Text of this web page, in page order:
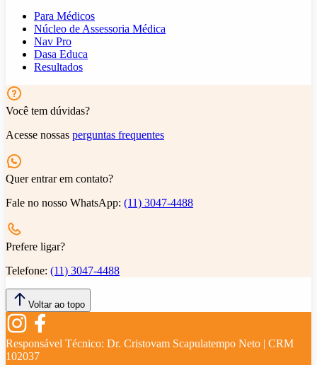
Para Médicos
Núcleo de Assessoria Médica
Nav Pro
Dasa Educa
Resultados
Você tem dúvidas?
Acesse nossas perguntas frequentes
Quer entrar em contato?
Fale no nosso WhatsApp: (11) 3047-4488
Prefere ligar?
Telefone: (11) 3047-4488
Voltar ao topo
Responsável Técnico: Dr. Cristovam Scapulatempo Neto | CRM
102037